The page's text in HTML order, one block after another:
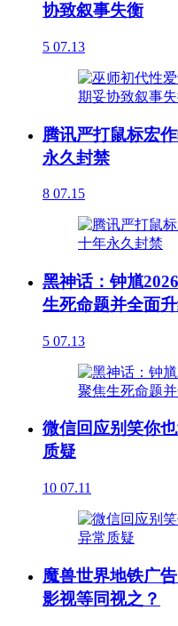
协致叙事失衡
5 07.13
腾讯严打鼠标宏
永久封禁
8 07.15
黑神话：钟馗
生死命题并全面
5 07.13
微信回应别笑你
质疑
10 07.11
魔兽世界地铁广
影视等同视之？